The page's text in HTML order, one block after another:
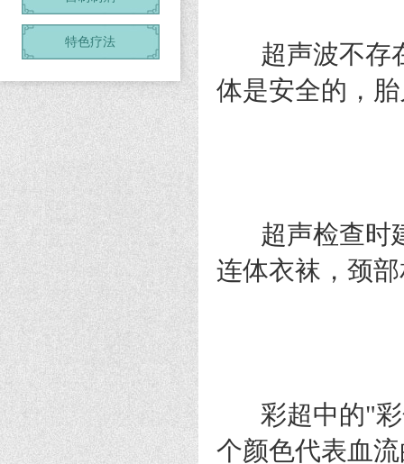
特色疗法
超声波不存在
体是安全的，
超声检查时建
连体衣袜，颈
彩超中的"彩
个颜色代表血